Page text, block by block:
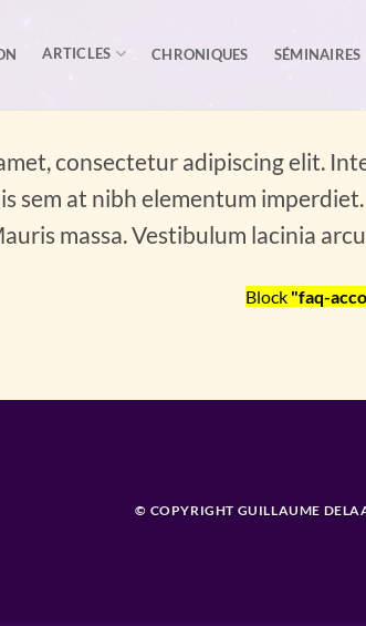
ARTICLES CHRONIQUES SÉMINAIRES
consectetur adipiscing elit.
sem at nibh elementum
massa. Vestibulum lacinia
Block "faq-
© COPYRIGHT GUILLAUME